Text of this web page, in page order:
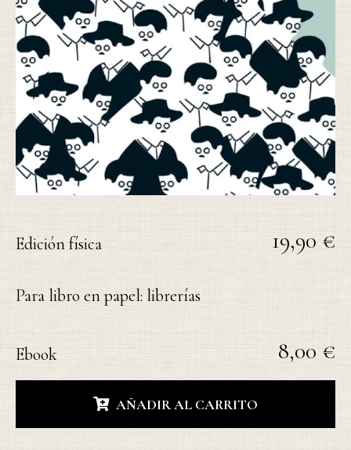
Edición física 19,90 €
Para libro en papel: librerías
Ebook 8,00 €
AÑADIR AL CARRITO